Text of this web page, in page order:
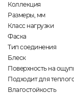
Коллекция
Размеры, мм
Класс нагрузки
Фаска
Тип соединения
Блеск
Поверхность на
Подходит для
Влагостойкость